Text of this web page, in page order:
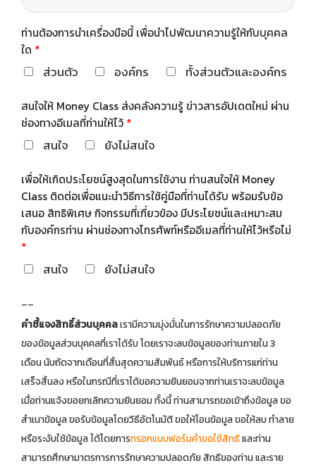
ท่านต้องการนำเครื่องมือนี้ เพื่อนำไปพัฒนาความรู้ให้กับบุคคล
ใด *
ส่วนตัว องค์กร ทั้งส่วนตัวและองค์กร
สนใจให้ Money Class ส่งคลังความรู้ ข่าวสารอัปเดตใหม่ ผ่าน
ช่องทางอีเมลที่ท่านให้ไว้ *
สนใจ ยังไม่สนใจ
เพื่อให้เกิดประโยชน์สูงสุดในการใช้งาน ท่านสนใจให้ Money
Class ติดต่อเพื่อแนะนำวิธีการใช้คู่มือที่ท่านได้รับ พร้อมรับข้อ
เสนอ สิทธิพิเศษ กิจกรรมที่เกี่ยวข้อง มีประโยชน์และเหมาะสม
กับองค์กรท่าน ผ่านช่องทางโทรศัพท์หรืออีเมลที่ท่านให้ไว้หรือไม่
*
สนใจ ยังไม่สนใจ
--
คำชี้แจงสิทธิ์ส่วนบุคคลเรามีความมุ่งมั่นในการรักษาความปลอดภัย
ของข้อมูลส่วนบุคคลที่เราได้รับ โดยเราจะลบข้อมูลของท่านภายใน 3
เดือน นับถัดจากเดือนที่สิ้นสุดความสัมพันธ์ หรือการให้บริการแก่ท่าน
เสร็จสิ้นลง หรือในกรณีที่เราได้ขอความยินยอมจากท่านเราจะลบข้อมูล
เมื่อท่านแจ้งขอยกเลิกความยินยอม ทั้งนี้ ท่านสามารถขอเข้าถึงข้อมูล ขอ
สำเนาข้อมูล ขอรับข้อมูลโดยวิธีอัตโนมัติ ขอให้โอนข้อมูล ขอให้ลบ ทำลาย
หรือระงับใช้ข้อมูล ได้โดยการกรอกแบบฟอร์มคำขอใช้สิทธิและท่าน
สามารถศึกษามาตรการการรักษาความปลอดภัย สิทธิของท่าน และราย